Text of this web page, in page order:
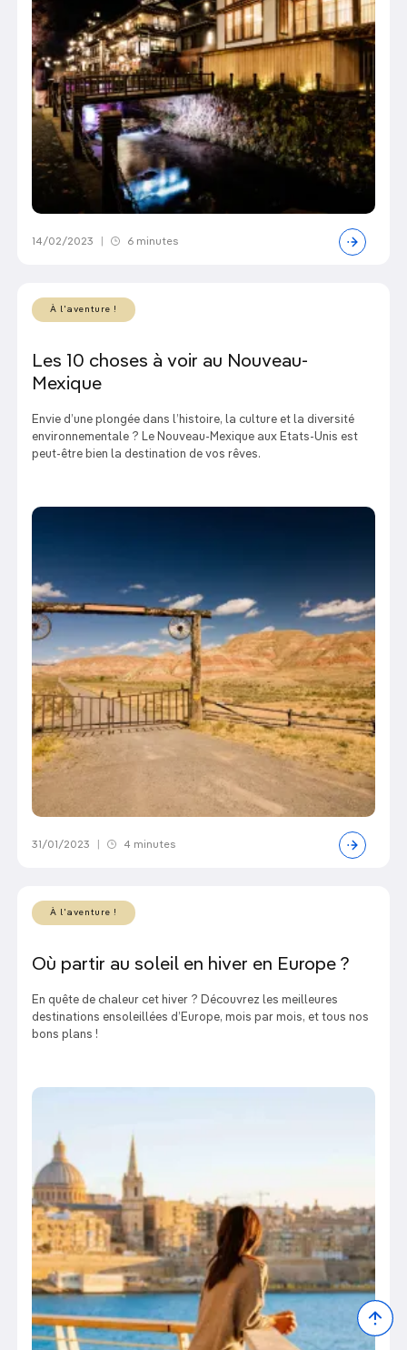
14/02/2023 6 minutes
À l'aventure !
Les 10 choses à voir au Nouveau-
Mexique
Envie d’une plongée dans l’histoire, la culture et la diversité
environnementale ? Le Nouveau-Mexique aux Etats-Unis est
peut-être bien la destination de vos rêves.
31/01/2023 4 minutes
À l'aventure !
Où partir au soleil en hiver en Europe ?
En quête de chaleur cet hiver ? Découvrez les meilleures
destinations ensoleillées d’Europe, mois par mois, et tous nos
bons plans !
to